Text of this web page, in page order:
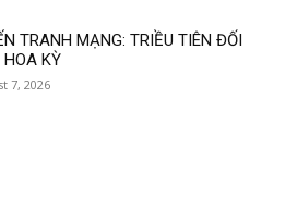
TRANH MẠNG: TRIỀU TIÊN ĐỐI
KỲ
7, 2026